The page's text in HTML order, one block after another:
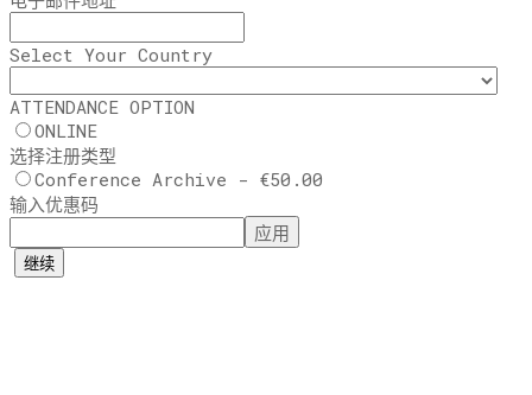
Select Your Country
ATTENDANCE OPTION
ONLINE
选择注册类型
Conference Archive - €50.00
输入优惠码
应用
继续